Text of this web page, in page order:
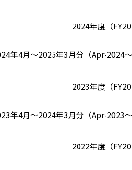
2024年度（
年4月～2025年3月分（Apr-2024～
2023年度（
年4月～2024年3月分（Apr-2023～
2022年度（